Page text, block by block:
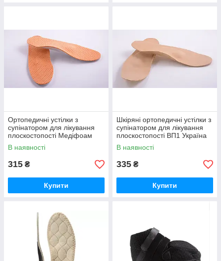
Ортопедичні устілки з
супінатором для лікування
плоскостопості Медіфоам
ВП1 Україна Ортекс 14-31см
В наявності
315 ₴
Купити
Шкіряні ортопедичні устілки з
супінатором для лікування
плоскостопості ВП1 Україна
Ортекс 14-31см
В наявності
335 ₴
Купити